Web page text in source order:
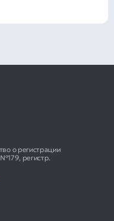
о регистрации
регистр.